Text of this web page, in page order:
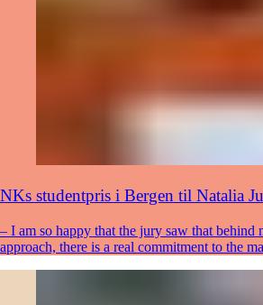
NKs studentpris i Bergen til Natalia
– I am so happy that the jury saw that behind
approach, there is a real commitment to the